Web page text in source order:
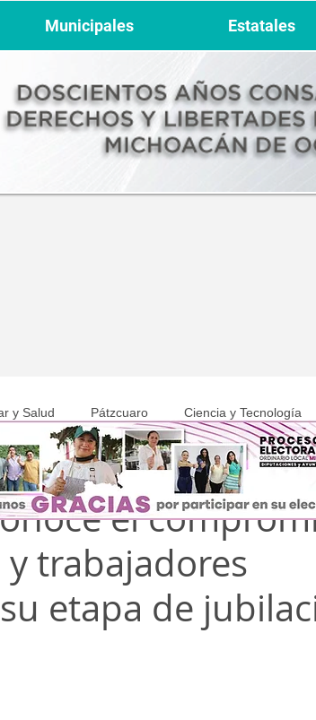
y Salud Pátzcuaro Ciencia y Tecnología
el
trabajadores
etapa de
Municipales Estatales